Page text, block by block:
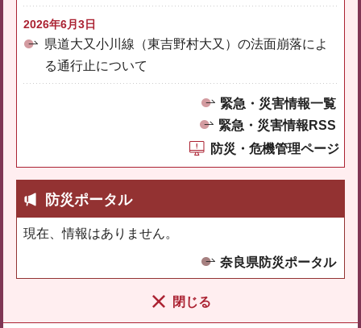
2026年6月3日
県道大又小川線（東吉野村大又）の法面崩落によ
る通行止について
緊急・災害情報一覧
緊急・災害情報RSS
防災・危機管理ページ
防災ポータル
現在、情報はありません。
奈良県防災ポータル
閉じる